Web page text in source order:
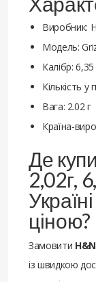
Виробник:
Модель:
Калібр:
Кількість у
Вага: 2.02 г
Країна-
Де
2,02г,
ціною?
Замовити
із швидкою